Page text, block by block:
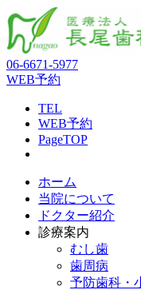
06-6671-5977
WEB予約
TEL
WEB予約
PageTOP
ホーム
当院について
ドクター紹介
診療案内
むし歯
歯周病
予防歯科・